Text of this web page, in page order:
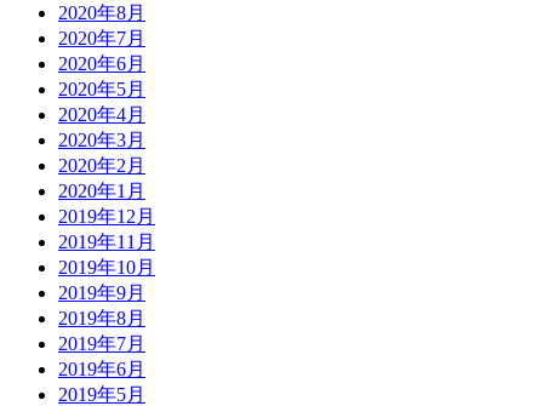
2020年8月
2020年7月
2020年6月
2020年5月
2020年4月
2020年3月
2020年2月
2020年1月
2019年12月
2019年11月
2019年10月
2019年9月
2019年8月
2019年7月
2019年6月
2019年5月